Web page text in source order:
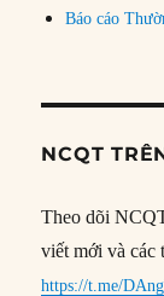
Báo cáo
NCQT
Theo dõi
viết mới và
https://t.me/